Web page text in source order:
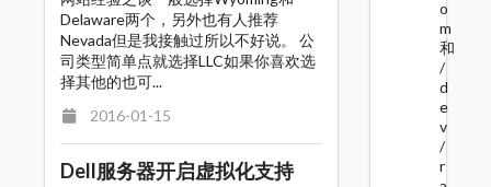
Delaware两个，另外也有人推荐
Nevada但是我接触过所以不好说。 公
司类型简单点就选择LLC如果你喜欢选
择其他的也可...
2016-01-15
Dell服务器开启虚拟化支持
o
m
和
/
d
e
v
/
r